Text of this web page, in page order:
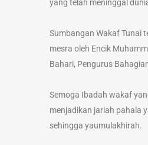
yang telah meninggal
Sumbangan Wakaf Tunai
mesra oleh Encik
Bahari, Pengurus
Semoga Ibadah wakaf
menjadikan jariah pahala
sehingga yaumulakhirah.